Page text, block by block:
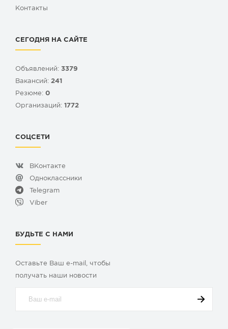
Контакты
СЕГОДНЯ НА САЙТЕ
Объявлений: 3379
Вакансий: 241
Резюме: 0
Организаций: 1772
СОЦСЕТИ
ВКонтакте
Одноклассники
Telegram
Viber
БУДЬТЕ С НАМИ
Оставьте Ваш e-mail, чтобы
получать наши новости